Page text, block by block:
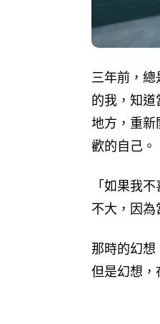
三年前，
的我，知
地方，重
歡的自己。
「如果我
不大，因
那時的幻
但是幻想，